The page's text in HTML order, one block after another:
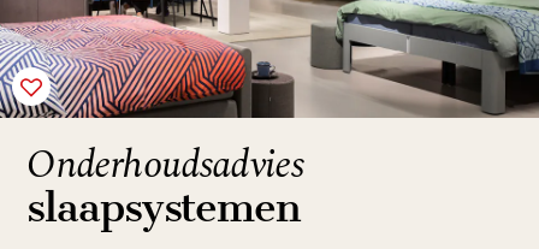
Onderhoudsadvies
slaapsystemen